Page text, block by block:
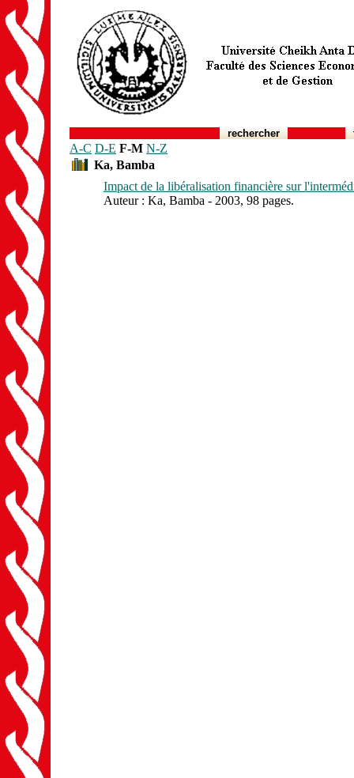
rechercher
A-C D-E F-M N-Z
Ka, Bamba
Impact de la libéralisation financière sur
Auteur : Ka, Bamba - 2003, 98 pages.